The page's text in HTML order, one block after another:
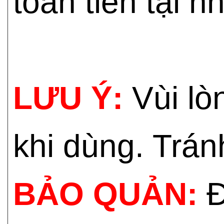
LƯU Ý: Vùi
khi dùng.
BẢO QUẢN: